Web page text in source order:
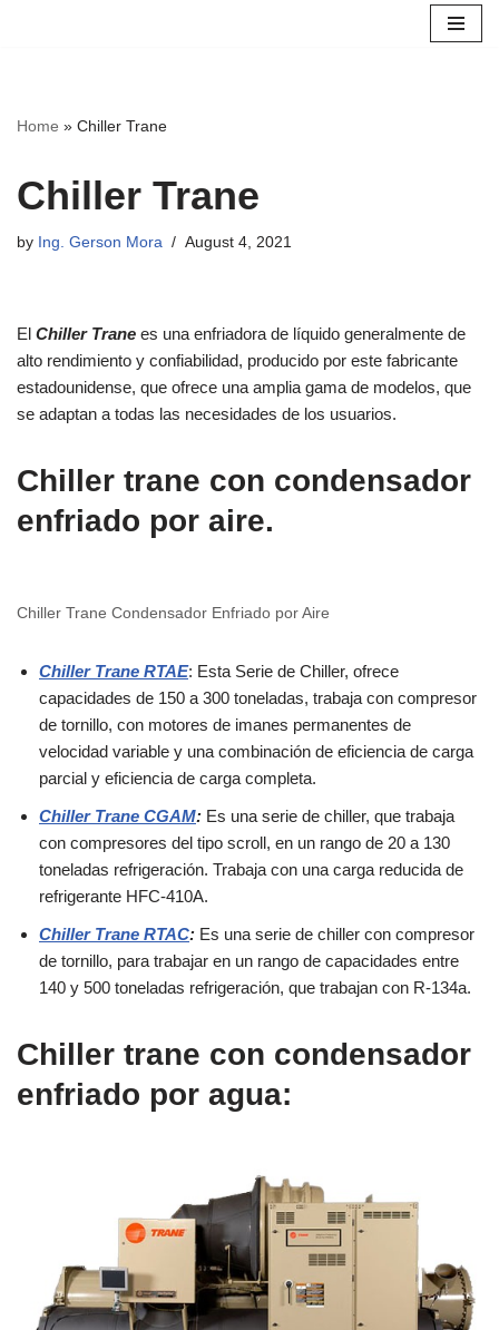
Home » Chiller Trane
Chiller Trane
by Ing. Gerson Mora August 4, 2021
El Chiller Trane es una enfriadora de líquido generalmente de
alto rendimiento y confiabilidad, producido por este fabricante
estadounidense, que ofrece una amplia gama de modelos, que
se adaptan a todas las necesidades de los usuarios.
Chiller trane con condensador
enfriado por aire.
Chiller Trane Condensador Enfriado por Aire
Chiller Trane RTAE: Esta Serie de Chiller, ofrece
capacidades de 150 a 300 toneladas, trabaja con compresor
de tornillo, con motores de imanes permanentes de
velocidad variable y una combinación de eficiencia de carga
parcial y eficiencia de carga completa.
Chiller Trane CGAM: Es una serie de chiller, que trabaja
con compresores del tipo scroll, en un rango de 20 a 130
toneladas refrigeración. Trabaja con una carga reducida de
refrigerante HFC-410A.
Chiller Trane RTAC: Es una serie de chiller con compresor
de tornillo, para trabajar en un rango de capacidades entre
140 y 500 toneladas refrigeración, que trabajan con R-134a.
Chiller trane con condensador
enfriado por agua: